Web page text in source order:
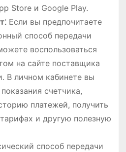
Store и Google Play.
Если вы предпочитаете
способ передачи
воспользоваться
на сайте поставщика
В личном кабинете вы
счетчика,
платежей, получить
и другую полезную
способ передачи